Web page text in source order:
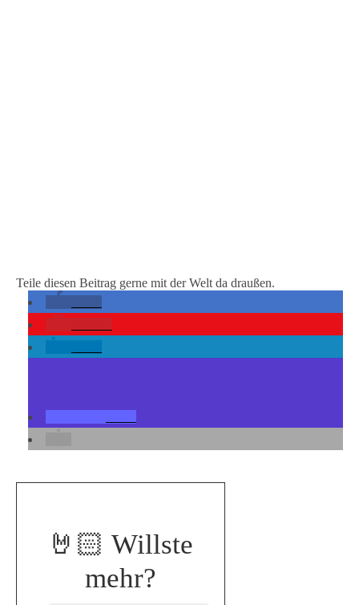
Teile diesen Beitrag gerne mit der Welt da draußen.
🤘🏻Willste
mehr?